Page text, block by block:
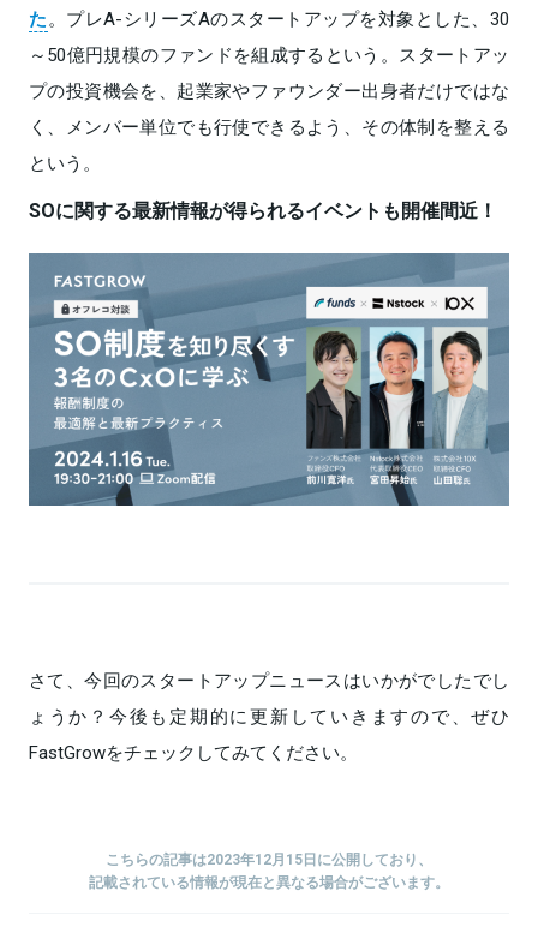
た。プレA-シリーズAのスタートアップを対象とした、30
～50億円規模のファンドを組成するという。スタートアッ
プの投資機会を、起業家やファウンダー出身者だけではな
く、メンバー単位でも行使できるよう、その体制を整える
という。
SOに関する最新情報が得られるイベントも開催間近！
さて、今回のスタートアップニュースはいかがでしたでし
ょうか？今後も定期的に更新していきますので、ぜひ
FastGrowをチェックしてみてください。
こちらの記事は2023年12月15日に公開しており、
記載されている情報が現在と異なる場合がございます。